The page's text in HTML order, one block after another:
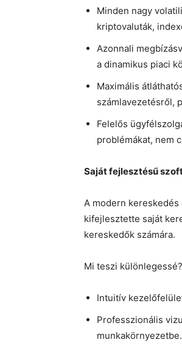
Minden nagy
kriptovaluták,
Azonnali
a dinamikus piaci
Maximális
számlavezetésről,
Felelős
problémákat, nem
Saját fejlesztésű
A modern
kifejlesztette saját
kereskedők számára.
Mi teszi különlegessé?
Intuitív
Professzionális
munkakörnyezetbe.